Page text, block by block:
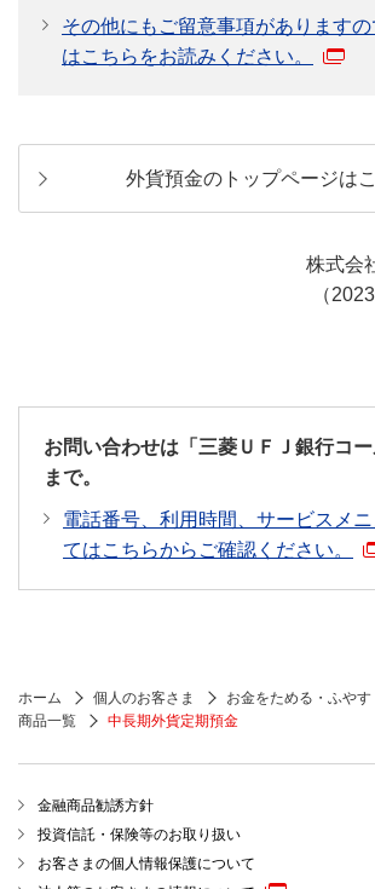
その他にもご留意事項がありますの
はこちらをお読みください。
外貨預金のトップページは
株式会
（
お問い合わせは「三菱ＵＦＪ銀行コー
まで。
電話番号、利用時間、サービスメ
てはこちらからご確認ください。
ホーム 個人のお客さま お金をためる・ふやす
商品一覧
中長期外貨定期預金
金融商品勧誘方針
投資信託・保険等のお取り扱い
お客さまの個人情報保護について